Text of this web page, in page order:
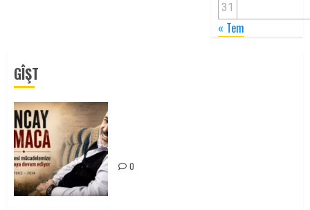
31
« Tem
GÎŞT
0